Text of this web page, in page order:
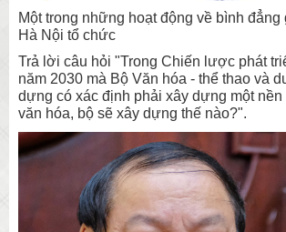
Một trong những hoạt động về bình
Hà Nội tổ chức
Trả lời câu hỏi "Trong Chiến lược phát
năm 2030 mà Bộ Văn hóa - thể thao và
dựng có xác định phải xây dựng một
văn hóa, bộ sẽ xây dựng thế nào?".